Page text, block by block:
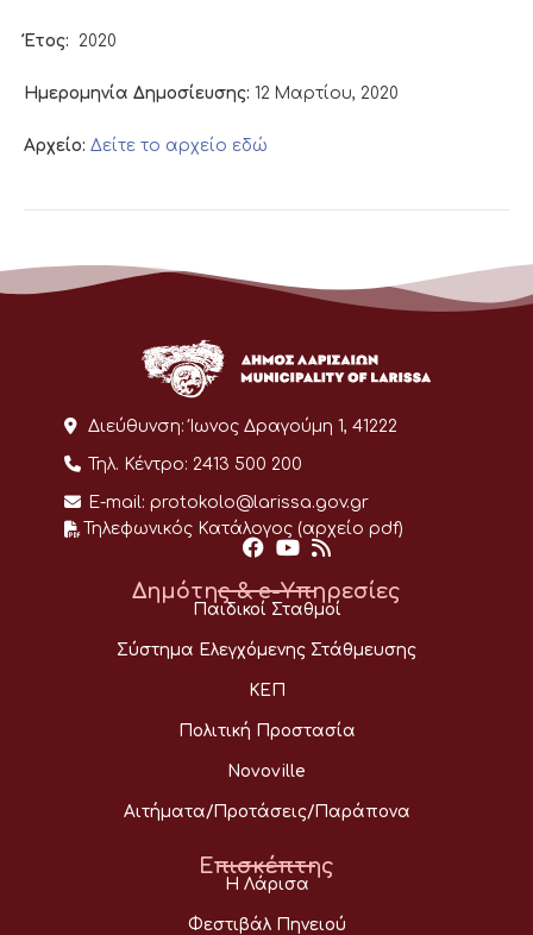
Έτος: 2020
Ημερομηνία Δημοσίευσης: 12 Μαρτίου, 2020
Αρχείο: Δείτε το αρχείο εδώ
Διεύθυνση: Ίωνος Δραγούμη 1, 41222
Τηλ. Κέντρο: 2413 500 200
E-mail: protokolo@larissa.gov.gr
Τηλεφωνικός Κατάλογος (αρχείο pdf)
Δημότης & e-Υπηρεσίες
Παιδικοί Σταθμοί
Σύστημα Ελεγχόμενης Στάθμευσης
ΚΕΠ
Πολιτική Προστασία
Novoville
Αιτήματα/Προτάσεις/Παράπονα
Επισκέπτης
Η Λάρισα
Φεστιβάλ Πηνειού